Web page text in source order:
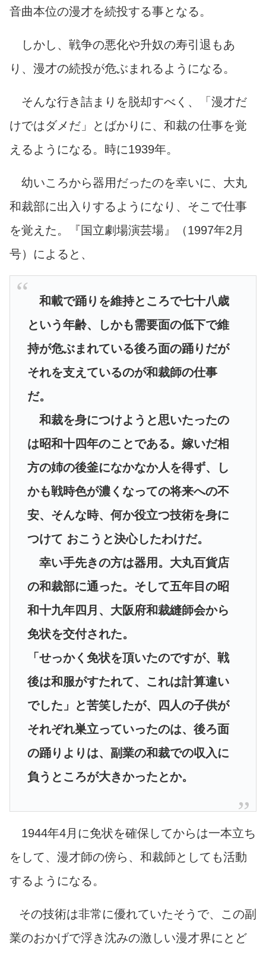
音曲本位の漫才を続投する事となる。
しかし、戦争の悪化や升奴の寿引退もあ
り、漫才の続投が危ぶまれるようになる。
そんな行き詰まりを脱却すべく、「漫才だ
けではダメだ」とばかりに、和裁の仕事を覚
えるようになる。時に1939年。
幼いころから器用だったのを幸いに、大丸
和裁部に出入りするようになり、そこで仕事
を覚えた。
『国立劇場演芸場』（1997年2月
号）によると、
和載で踊りを維持ところで七十八歳
という年齢、しかも需要面の低下で維
持が危ぶまれている後ろ面の踊りだが
それを支えているのが和裁師の仕事
だ。
和裁を身につけようと思いたったの
は昭和十四年のことである。嫁いだ相
方の姉の後釜になかなか人を得ず、し
かも戦時色が濃くなっての将来への不
安、そんな時、何か役立つ技術を身に
つけて おこうと決心したわけだ。
幸い手先きの方は器用。大丸百貨店
の和裁部に通った。そして五年目の昭
和十九年四月、大阪府和裁縫師会から
免状を交付された。
「せっかく免状を頂いたのですが、戦
後は和服がすたれて、これは計算違い
でした」と苦笑したが、四人の子供が
それぞれ巣立っていったのは、後ろ面
の踊りよりは、副業の和裁での収入に
負うところが大きかったとか。
1944年4月に免状を確保してからは一本立ち
をして、漫才師の傍ら、和裁師としても活動
するようになる。
その技術は非常に優れていたそうで、この副
業のおかげで浮き沈みの激しい漫才界にとど